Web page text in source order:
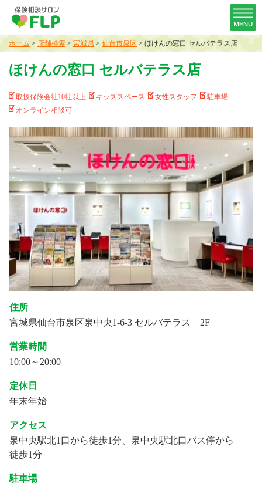
ホーム > 店舗検索 > 宮城県 > 仙台市泉区 > ほけんの窓口 セルバテラス店
ほけんの窓口 セルバテラス店
取扱保険会社10社以上 キッズスペース 女性スタッフ
駐車場
オンライン相談可
住所
宮城県仙台市泉区泉中央1-6-3 セルバテラス 2F
営業時間
10:00～20:00
定休日
年末年始
アクセス
泉中央駅北1口から徒歩1分、泉中央駅北口バス停から
徒歩1分
駐車場